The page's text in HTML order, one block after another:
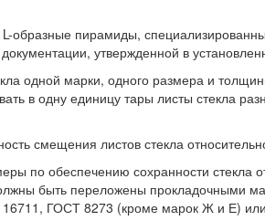
образные пирамиды,
утвержденной в
одной марки, одного размера и
в одну единицу тары листы стекла
смещения листов стекла
по обеспечению сохранности стекла
быть переложены прокладочными
ГОСТ 8273 (кроме марок Ж и Е)